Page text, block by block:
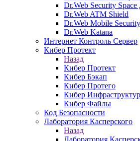
Dr.Web Security
Dr.Web ATM Shield
Dr.Web Mobile
Dr.Web Katana
Интернет Контроль Сервер
Кибер Протект
Назад
Кибер Протект
Кибер Бэкап
Кибер Протего
Кибер
Кибер Файлы
Код Безопасности
Лаборатория Касперского
Назад
Лаборатория